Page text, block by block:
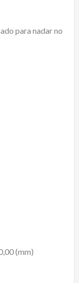
para nadar no
(mm)